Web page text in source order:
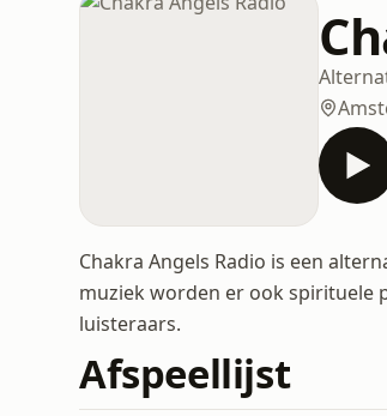
Chakra Angels Radio is een
muziek worden er ook spirituele
luisteraars.
Afspeellijst